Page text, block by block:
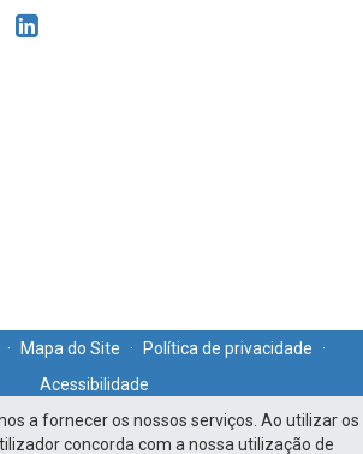
a fornecer os nossos serviços. Ao utilizar os
concorda com a nossa utilização de
· Mapa do Site · Política de privacidade
·
Acessibilidade